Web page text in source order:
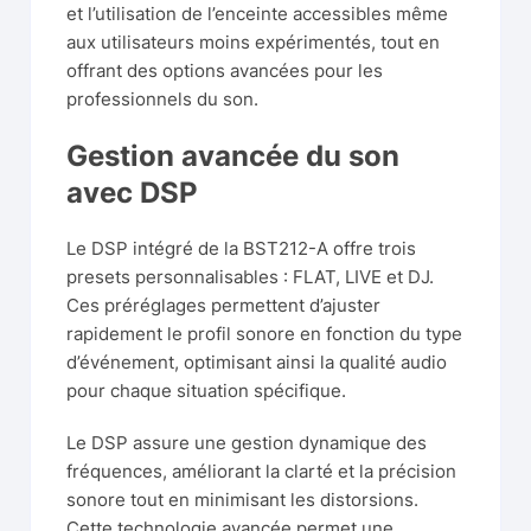
et l’utilisation de l’enceinte accessibles même
aux utilisateurs moins expérimentés, tout en
offrant des options avancées pour les
professionnels du son.
Gestion avancée du son
avec DSP
Le DSP intégré de la BST212-A offre trois
presets personnalisables : FLAT, LIVE et DJ.
Ces préréglages permettent d’ajuster
rapidement le profil sonore en fonction du type
d’événement, optimisant ainsi la qualité audio
pour chaque situation spécifique.
Le DSP assure une gestion dynamique des
fréquences, améliorant la clarté et la précision
sonore tout en minimisant les distorsions.